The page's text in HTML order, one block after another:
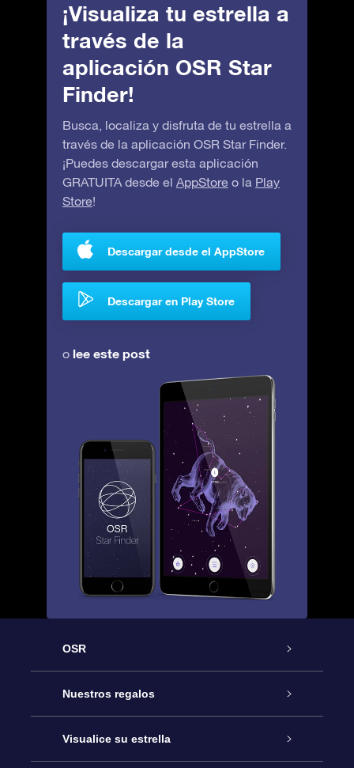
¡Visualiza tu estrella a
través de la
aplicación OSR Star
Finder!
Busca, localiza y disfruta de tu estrella a
través de la aplicación OSR Star Finder.
¡Puedes descargar esta aplicación
GRATUITA desde el AppStore o la Play
Store!
Descargar desde el AppStore
Descargar en Play Store
o lee este post
OSR
Atención
Contáctanos
Nuestros regalos
Regalo Estrella Online
Visualice su estrella